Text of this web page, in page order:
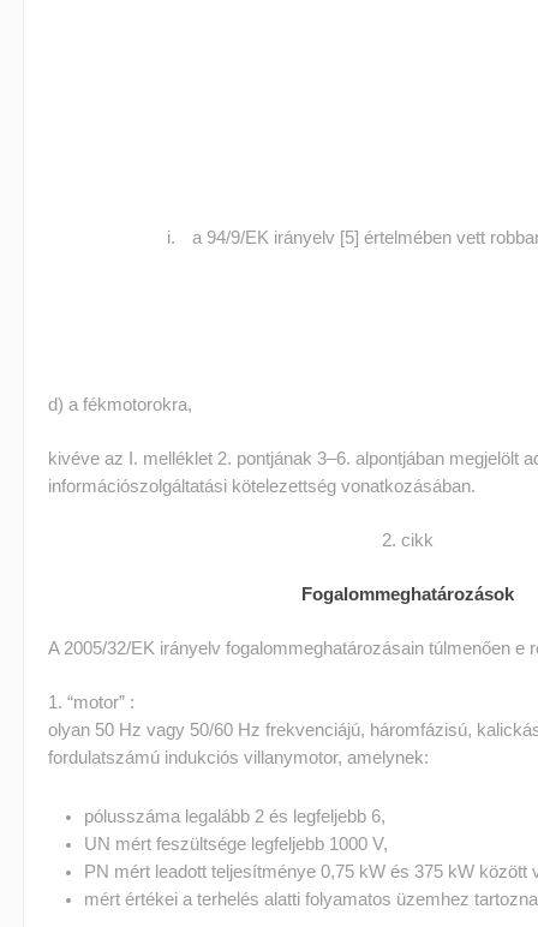
a 94/9/EK irányelv [5] értelmében vett
d) a fékmotorokra,
kivéve az I. melléklet 2. pontjának 3–6. alpontjában megjelölt
információszolgáltatási kötelezettség vonatkozásában.
2. cikk
Fogalommeghatározások
A 2005/32/EK irányelv fogalommeghatározásain túlmenően e
1. “motor” :
olyan 50 Hz vagy 50/60 Hz frekvenciájú, háromfázisú,
fordulatszámú indukciós villanymotor, amelynek:
pólusszáma legalább 2 és legfeljebb 6,
UN mért feszültsége legfeljebb 1000 V,
PN mért leadott teljesítménye 0,75 kW és 375 kW között
mért értékei a terhelés alatti folyamatos üzemhez